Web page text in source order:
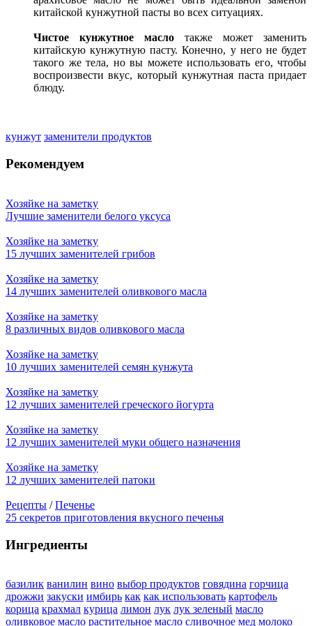
китайской кунжутной пасты во всех ситуациях.
Чистое кунжутное масло также может заменить
китайскую кунжутную пасту. Конечно, у него не будет
такого же тела, но вы можете использовать его, чтобы
воспроизвести вкус, который кунжутная паста придает
блюду.
кунжут заменители продуктов
Рекомендуем
Хозяйке на заметку
Лучшие заменители белого уксуса
Хозяйке на заметку
15 лучших заменителей грибов
Хозяйке на заметку
14 лучших заменителей оливкового масла
Хозяйке на заметку
8 различных видов оливкового масла
Хозяйке на заметку
10 лучших заменителей семян кунжута
Хозяйке на заметку
12 лучших заменителей греческого йогурта
Хозяйке на заметку
12 лучших заменителей муки общего назначения
Хозяйке на заметку
12 лучших заменителей патоки
Рецепты /Печенье
25 секретов приготовления вкусного печенья
Ингредиенты
базилик ванилин вино выбор продуктов говядина горчица
дрожжи закуски имбирь как как использовать картофель
корица крахмал курица лимон лук лук зеленый масло
оливковое масло растительное масло сливочное мед молоко